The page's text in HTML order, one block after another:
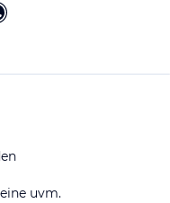
uvm.